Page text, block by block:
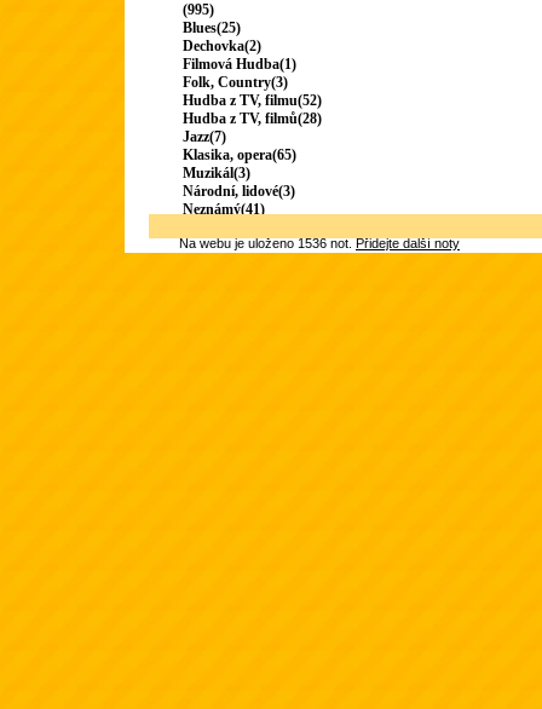
(995)
Blues(25)
Dechovka(2)
Filmová Hudba(1)
Folk, Country(3)
Hudba z TV, filmu(52)
Hudba z TV, filmů(28)
Jazz(7)
Klasika, opera(65)
Muzikál(3)
Národní, lidové(3)
Neznámý(41)
Na webu je uloženo 1536 not.Přidejte další noty